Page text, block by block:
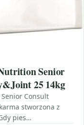
Senior
25 14kg
Consult
stworzona z
pies…